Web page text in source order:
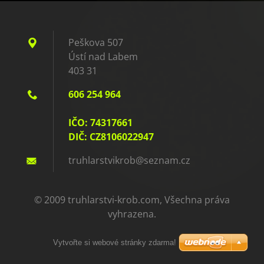
Peškova 507
Ústí nad Labem
403 31
606 254 964
IČO: 74317661
DIČ: CZ8106022947
truhlarstvikrob@seznam.cz
© 2009 truhlarstvi-krob.com, Všechna práva
vyhrazena.
Vytvořte si webové stránky zdarma!